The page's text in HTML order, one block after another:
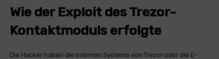
Wie der Exploit des Trezor-
Kontaktmoduls erfolgte
Die Hacker haben die internen Systeme von Trezor oder die E-